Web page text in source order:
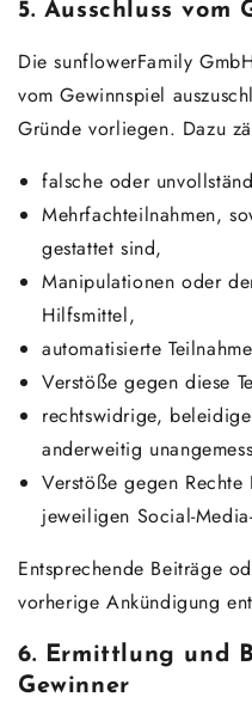
5. Ausschluss vom
Die sunflowerFamily
vom Gewinnspiel
Gründe vorliegen. Dazu
falsche oder
Mehrfachteilnahmen,
gestattet sind,
Manipulationen oder
Hilfsmittel,
automatisierte
Verstöße gegen diese
rechtswidrige,
anderweitig
Verstöße gegen
jeweiligen Social-
Entsprechende Beiträge
vorherige Ankündigung
6. Ermittlung und
Gewinner